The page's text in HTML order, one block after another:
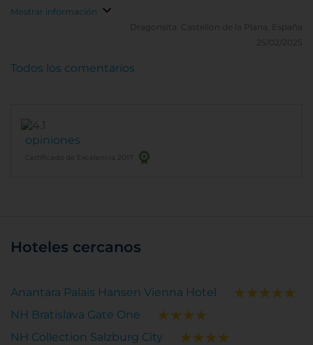
Mostrar información
Dragonsita.
Castellón de la Plana, España
25/02/2025
opiniones
Certificado de Excelencia 2017
Todos los comentarios
Hoteles cercanos
Anantara Palais Hansen Vienna Hotel
NH Bratislava Gate One
NH Collection Salzburg City